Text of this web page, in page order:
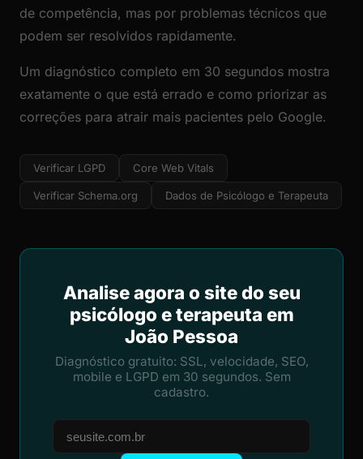
de competência, mas por problemas técnicos que
podem ser resolvidos rapidamente.
Um diagnóstico completo em 30 segundos mostra
exatamente o que está errado e como priorizar as
correções para atrair mais pacientes pelo Google.
Verificar LGPD Core Web Vitals
Verificar Schema.org Dados de Psicólogo e Terapeuta
Analise agora o site do seu
psicólogo e terapeuta em
João Pessoa
Diagnóstico gratuito: SSL, velocidade, SEO,
mobile e LGPD em 30 segundos. Sem
cadastro.